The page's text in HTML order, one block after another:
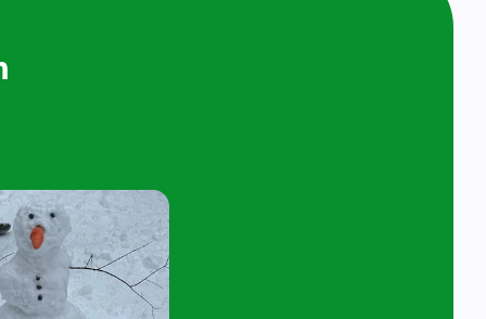
bij ons op
4 jaar en hun ouder/verzorger zijn van